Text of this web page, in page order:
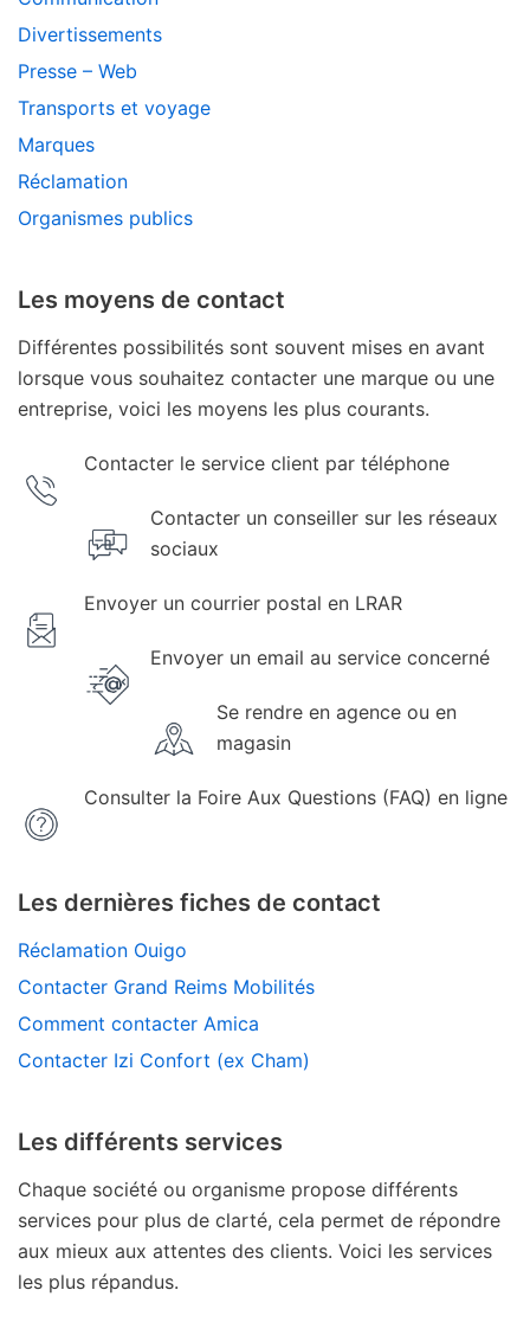
Divertissements
Presse – Web
Transports et voyage
Marques
Réclamation
Organismes publics
Les moyens de contact
Différentes possibilités sont souvent mises en avant
lorsque vous souhaitez contacter une marque ou une
entreprise, voici les moyens les plus courants.
Contacter le service client par téléphone
Contacter un conseiller sur les réseaux
sociaux
Envoyer un courrier postal en LRAR
Envoyer un email au service concerné
Se rendre en agence ou en
magasin
Consulter la Foire Aux Questions (FAQ) en ligne
Les dernières fiches de contact
Réclamation Ouigo
Contacter Grand Reims Mobilités
Comment contacter Amica
Contacter Izi Confort (ex Cham)
Les différents services
Chaque société ou organisme propose différents
services pour plus de clarté, cela permet de répondre
aux mieux aux attentes des clients. Voici les services
les plus répandus.